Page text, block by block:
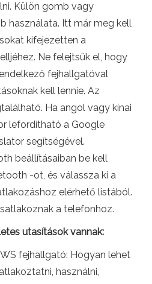
Külön gomb vagy
használata. Itt már meg kell
kifejezetten a
Ne felejtsük el, hogy
fejhallgatóval
kell lennie. Az
Ha angol vagy kínai
lefordítható a Google
segítségével.
beállításaiban be kell
-ot, és válassza ki a
elérhető listából.
a telefonhoz.
utasítások vannak:
fejhallgató: Hogyan lehet
használni,